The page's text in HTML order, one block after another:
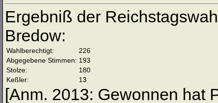
Ergebniß der
Bredow:
Wahlberechtigt:
226
Abgegebene Stimmen: 193
Stolze:
180
Keßler:
13
[Anm. 2013: Gewonnen hat